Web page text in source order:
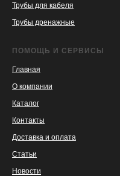
Трубы для кабеля
Трубы дренажные
ПОМОЩЬ И СЕРВИСЫ
Главная
О компании
Каталог
Контакты
Доставка и оплата
Статьи
Новости